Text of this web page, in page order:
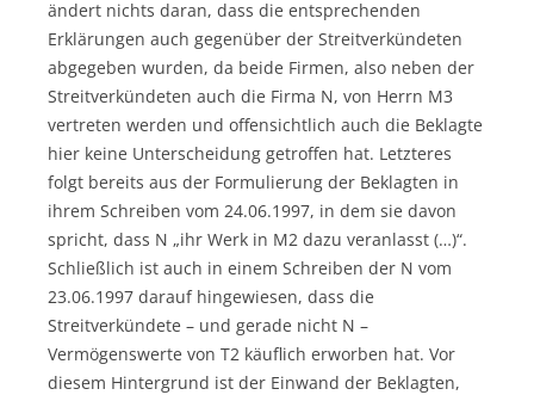
ändert nichts daran, dass die entsprechenden
Erklärungen auch gegenüber der Streitverkündeten
abgegeben wurden, da beide Firmen, also neben der
Streitverkündeten auch die Firma N, von Herrn M3
vertreten werden und offensichtlich auch die Beklagte
hier keine Unterscheidung getroffen hat. Letzteres
folgt bereits aus der Formulierung der Beklagten in
ihrem Schreiben vom 24.06.1997, in dem sie davon
spricht, dass N „ihr Werk in M2 dazu veranlasst (…)“.
Schließlich ist auch in einem Schreiben der N vom
23.06.1997 darauf hingewiesen, dass die
Streitverkündete – und gerade nicht N –
Vermögenswerte von T2 käuflich erworben hat. Vor
diesem Hintergrund ist der Einwand der Beklagten,